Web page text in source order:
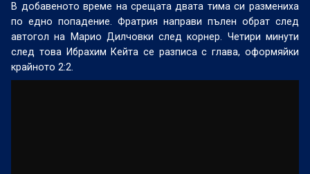
В добавеното време на срещата двата тима си размениха
по едно попадение. Фратрия направи пълен обрат след
автогол на Марио Дилчовки след корнер. Четири минути
след това Ибрахим Кейта се разписа с глава, оформяйки
крайното 2:2.